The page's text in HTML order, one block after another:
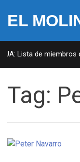
EL
Lista de miembros
Tag: